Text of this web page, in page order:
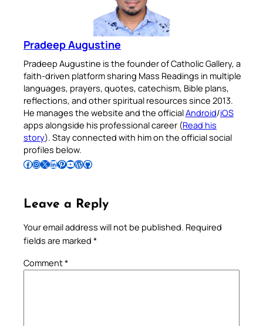
Pradeep Augustine
Pradeep Augustine is the founder of Catholic Gallery, a
faith-driven platform sharing Mass Readings in multiple
languages, prayers, quotes, catechism, Bible plans,
reflections, and other spiritual resources since 2013.
He manages the website and the officialAndroid/iOS
apps alongside his professional career (Read his
story). Stay connected with him on the official social
profiles below.
Follow Pradeep on Facebook Follow Pradeep on InstagramFollow Pradeep on X Follow Pradeep on LinkedIn Follow Pradeep on Pinterest Subscribe to Pradeep’s Youtube Channel Follow Pradeep on WordPress Follow Pradeep on GitHub
Leave a Reply
Your email address will not be published. Required
fields are marked *
Comment*